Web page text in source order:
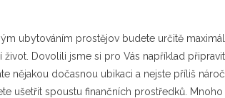
ubytováním prostějov budete určitě
život. Dovolili jsme si pro Vás například
nějakou dočasnou ubikaci a nejste příliš
ušetřit spoustu finančních prostředků.